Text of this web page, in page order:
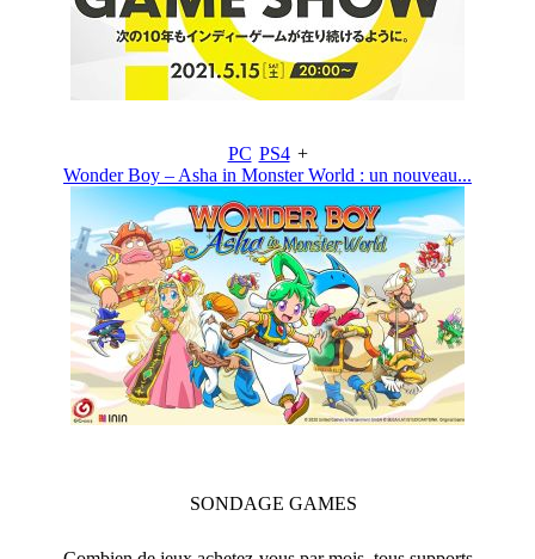
PC PS4 +
Wonder Boy – Asha in Monster World : un nouveau...
SONDAGE GAMES